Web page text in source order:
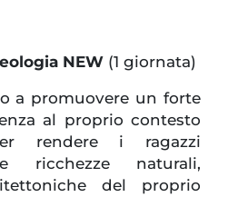
NEW (1 giornata)
a promuovere un forte
al proprio contesto
rendere i ragazzi
ricchezze naturali,
del proprio